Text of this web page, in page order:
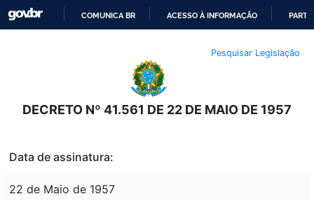
O
CONTEÚDO
COMUNICA BR ACESSO À INFORMAÇÃO
Pesquisar Legislação
DECRETO Nº 41.561 DE 22 DE MAIO DE 1957
Data de assinatura:
22 de Maio de 1957